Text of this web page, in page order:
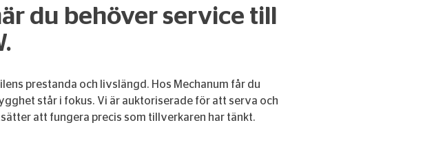
du behöver service till
prestanda och livslängd. Hos Mechanum får du
står i fokus. Vi är auktoriserade för att serva och
att fungera precis som tillverkaren har tänkt.